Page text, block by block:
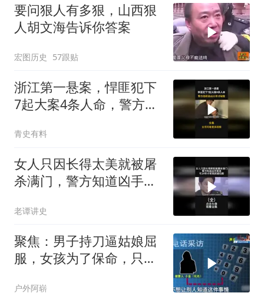
要问狠人有多狠，山西狠
人胡文海告诉你答案
宏图历史 57跟贴
浙江第一悬案，悍匪犯下
7起大案4条人命，警方连
青史有料
女人只因长得太美就被屠
杀满门，警方知道凶手是
案（全）
老谭讲史
聚焦：男子持刀逼姑娘屈
服，女孩为了保命，只能
户外阿崭